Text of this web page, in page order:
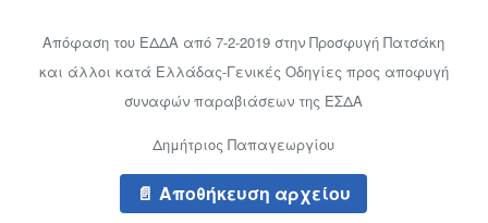
Απόφαση του ΕΔΔΑ από 7-2-2019 στην Προσφυγή Πατσάκη
και άλλοι κατά Ελλάδας-Γενικές Οδηγίες προς αποφυγή
συναφών παραβιάσεων της ΕΣΔΑ
Δημήτριος Παπαγεωργίου
Αποθήκευση αρχείου